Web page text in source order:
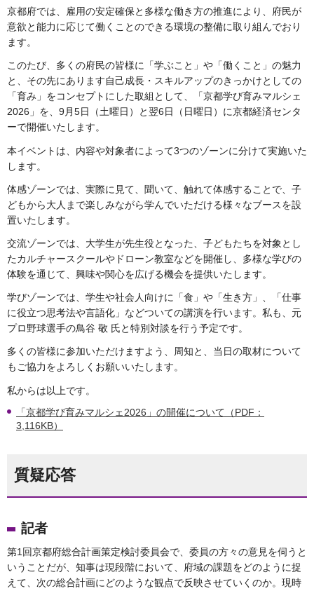
京都府では、雇用の安定確保と多様な働き方の推進により、府民が
意欲と能力に応じて働くことのできる環境の整備に取り組んでおり
ます。
このたび、多くの府民の皆様に「学ぶこと」や「働くこと」の魅力
と、その先にあります自己成長・スキルアップのきっかけとしての
「育み」をコンセプトにした取組として、「京都学び育みマルシェ
2026」を、9月5日（土曜日）と翌6日（日曜日）に京都経済センタ
ーで開催いたします。
本イベントは、内容や対象者によって3つのゾーンに分けて実施いた
します。
体感ゾーンでは、実際に見て、聞いて、触れて体感することで、子
どもから大人まで楽しみながら学んでいただける様々なブースを設
置いたします。
交流ゾーンでは、大学生が先生役となった、子どもたちを対象とし
たカルチャースクールやドローン教室などを開催し、多様な学びの
体験を通じて、興味や関心を広げる機会を提供いたします。
学びゾーンでは、学生や社会人向けに「食」や「生き方」、「仕事
に役立つ思考法や言語化」などついての講演を行います。私も、元
プロ野球選手の鳥谷 敬 氏と特別対談を行う予定です。
多くの皆様に参加いただけますよう、周知と、当日の取材について
もご協力をよろしくお願いいたします。
私からは以上です。
「京都学び育みマルシェ2026」の開催について（PDF：
3,116KB）
質疑応答
記者
第1回京都府総合計画策定検討委員会で、委員の方々の意見を伺うと
いうことだが、知事は現段階において、府域の課題をどのように捉
えて、次の総合計画にどのような観点で反映させていくのか。現時